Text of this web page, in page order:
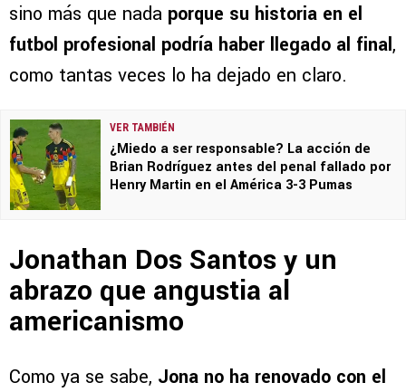
sino más que nada porque su historia en el
futbol profesional podría haber llegado al final,
como tantas veces lo ha dejado en claro.
VER TAMBIÉN
¿Miedo a ser responsable? La acción de
Brian Rodríguez antes del penal fallado por
Henry Martin en el América 3-3 Pumas
Jonathan Dos Santos y un
abrazo que angustia al
americanismo
Como ya se sabe, Jona no ha renovado con el